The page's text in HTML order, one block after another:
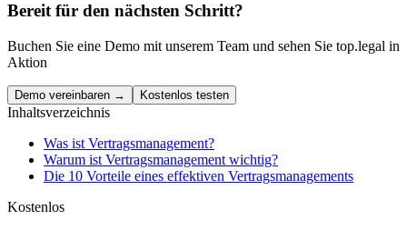
Bereit für den nächsten Schritt?
Buchen Sie eine Demo mit unserem Team und sehen Sie top.legal in
Aktion
Demo vereinbaren → Kostenlos testen
Inhaltsverzeichnis
Was ist Vertragsmanagement?
Warum ist Vertragsmanagement wichtig?
Die 10 Vorteile eines effektiven Vertragsmanagements
Kostenlos